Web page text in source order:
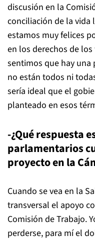
discusión en la
conciliación de la
estamos muy felices
en los derechos de
sentimos que hay
no están todos ni
sería ideal que el
planteado en esos
-¿Qué respuesta
parlamentarios
proyecto en la
Cuando se vea en la
transversal el apoyo
Comisión de Trabajo.
perderse, para mí el